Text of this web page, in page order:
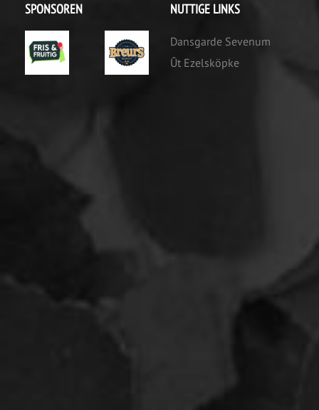
SPONSOREN NUTTIGE LINKS
Dansgarde Sevenum
Ût Ezelsköpke